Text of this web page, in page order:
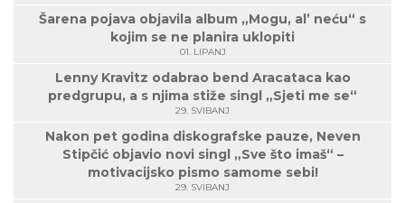
Šarena pojava objavila album „Mogu, al’ neću“ s
kojim se ne planira uklopiti
01. LIPANJ
Lenny Kravitz odabrao bend Aracataca kao
predgrupu, a s njima stiže singl „Sjeti me se“
29. SVIBANJ
Nakon pet godina diskografske pauze, Neven
Stipčić objavio novi singl „Sve što imaš“ –
motivacijsko pismo samome sebi!
29. SVIBANJ